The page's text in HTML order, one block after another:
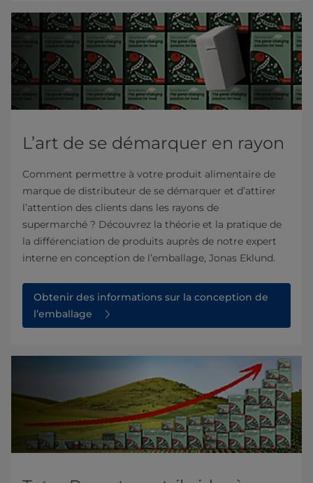
L’art de se démarquer en rayon
Comment permettre à votre produit alimentaire de
marque de distributeur de se démarquer et d’attirer
l’attention des clients dans les rayons de
supermarché ? Découvrez la théorie et la pratique de
la différenciation de produits auprès de notre expert
interne en conception de l’emballage, Jonas Eklund.​
Obtenir des informations sur la conception de
l’emballage